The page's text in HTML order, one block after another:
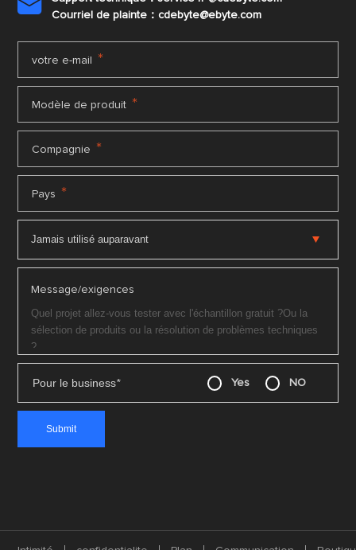

Courriel de plainte：cdebyte@ebyte.com
votre e-mail *
Modèle de produit *
Compagnie *
Pays *
Message/exigences
Pour le business* Yes NO